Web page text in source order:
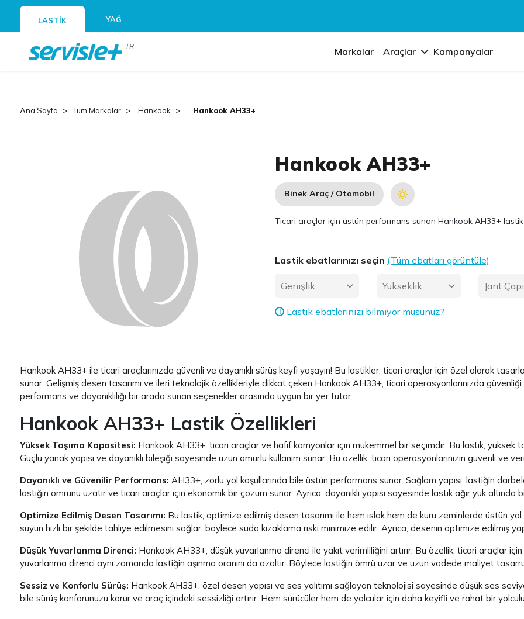
LASTİK YAĞ
TR Markalar Araçlar Kampanyalar
Ana Sayfa Tüm Markalar Hankook Hankook AH33+
Hankook AH33+
Binek Araç / Otomobil
Ticari araçlar için üstün performans sunan Hankook AH33+ lastik
Lastik ebatlarınızı seçin (Tüm ebatları görüntüle)
Genişlik Yükseklik Jant Çapı
i Lastik ebatlarınızı bilmiyor musunuz?
Hankook AH33+ ile ticari araçlarınızda güvenli ve dayanıklı sürüş keyfi yaşayın! Bu lastikler, ticari araçlar için özel olarak
sunar. Gelişmiş desen tasarımı ve ileri teknolojik özellikleriyle dikkat çeken Hankook AH33+, ticari operasyonlarınızda
performans ve dayanıklılığı bir arada sunan seçenekler arasında uygun bir yer tutar.
Hankook AH33+ Lastik Özellikleri
Yüksek Taşıma Kapasitesi: Hankook AH33+, ticari araçlar ve hafif kamyonlar için mükemmel bir seçimdir. Bu lastik, yüksek
Güçlü yanak yapısı ve dayanıklı bileşiği sayesinde uzun ömürlü kullanım sunar. Bu özellik, ticari operasyonlarınızın güvenli ve
Dayanıklı ve Güvenilir Performans: AH33+, zorlu yol koşullarında bile üstün performans sunar. Sağlam yapısı, lastiğin
lastiğin ömrünü uzatır ve ticari araçlar için ekonomik bir çözüm sunar. Ayrıca, dayanıklı yapısı sayesinde lastik ağır yük altında
Optimize Edilmiş Desen Tasarımı: Bu lastik, optimize edilmiş desen tasarımı ile hem ıslak hem de kuru zeminlerde üstün
suyun hızlı bir şekilde tahliye edilmesini sağlar, böylece suda kızaklama riski minimize edilir. Ayrıca, desenin optimize edilmiş
Düşük Yuvarlanma Direnci: Hankook AH33+, düşük yuvarlanma direnci ile yakıt verimliliğini artırır. Bu özellik, ticari araçlar
yuvarlanma direnci aynı zamanda lastiğin aşınma oranını da azaltır. Böylece lastiğin ömrü uzar ve uzun vadede maliyet
Sessiz ve Konforlu Sürüş: Hankook AH33+, özel desen yapısı ve ses yalıtımı sağlayan teknolojisi sayesinde düşük ses
bile sürüş konforunuzu korur ve araç içindeki sessizliği artırır. Hem sürücüler hem de yolcular için daha keyifli ve rahat bir